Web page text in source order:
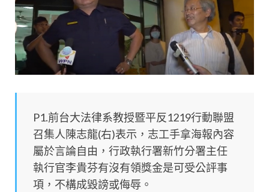
P1.前台大法律系教授暨平反1219行動聯盟
召集人陳志龍(右)表示，志工手拿海報內容
屬於言論自由，行政執行署新竹分署主任
執行官李貴芬有沒有領獎金是可受公評事
項，不構成毀謗或侮辱。